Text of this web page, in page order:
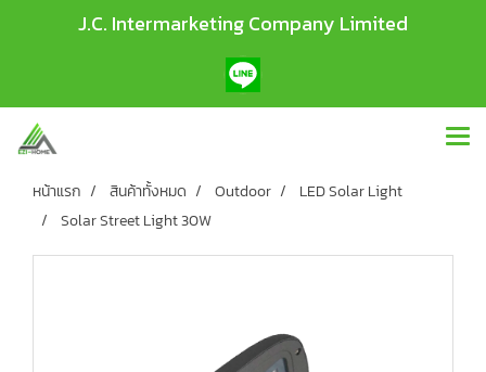
J.C. Intermarketing Company Limited
หน้าแรก สินค้าทั้งหมด Outdoor
LED Solar Light
Solar Street Light 30W